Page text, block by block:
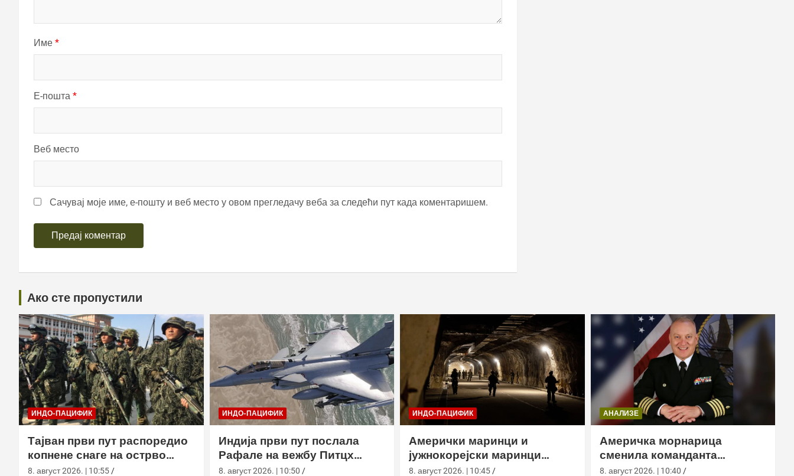
Име *
Е-пошта *
Веб место
Сачувај моје име, е-пошту и веб место у овом прегледачу веба за следећи пут када коментаришем.
Ако сте пропустили
ИНДО-ПАЦИФИК
Тајван први пут распоредио
копнене снаге на острво
Сјаолиућиу током вежбе Хан
8. август 2026. | 10:55
ИНДО-ПАЦИФИК
Индија први пут послала
Рафале на вежбу Питцх
Блацк у Аустралији
8. август 2026. | 10:50
ИНДО-ПАЦИФИК
Амерички маринци и
јужнокорејски маринци
вежбали у подземном тунелу
8. август 2026. | 10:45
АНАЛИЗЕ
Америчка морнарица
сменила команданта
медицинске команде у
8. август 2026. | 10:40